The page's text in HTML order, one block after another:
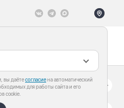
вы даётесогласиена автоматический
для работы сайта и его
cookie.